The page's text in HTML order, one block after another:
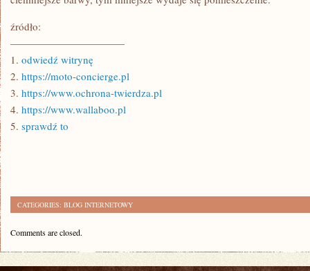
źródło:
———————————
1. odwiedź witrynę
2. https://moto-concierge.pl
3. https://www.ochrona-twierdza.pl
4. https://www.wallaboo.pl
5. sprawdź to
CATEGORIES: BLOG INTERNETOWY
Comments are closed.